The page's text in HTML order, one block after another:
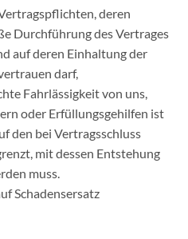
deren
Durchführung des Vertrages
auf deren Einhaltung der
darf,
Fahrlässigkeit von uns,
oder Erfüllungsgehilfen ist
den bei Vertragsschluss
mit dessen Entstehung
muss.
Schadensersatz